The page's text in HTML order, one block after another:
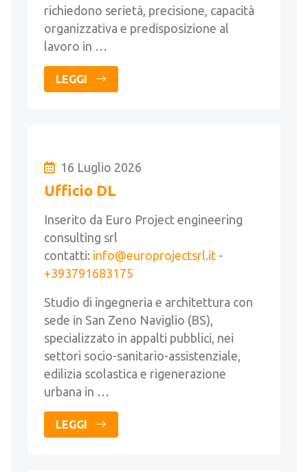
richiedono serietà, precisione, capacità
organizzativa e predisposizione al
lavoro in …
LEGGI
16 Luglio 2026
Ufficio DL
Inserito da Euro Project engineering
consulting srl
contatti: info@europrojectsrl.it -
+393791683175
Studio di ingegneria e architettura con
sede in San Zeno Naviglio (BS),
specializzato in appalti pubblici, nei
settori socio-sanitario-assistenziale,
edilizia scolastica e rigenerazione
urbana in …
LEGGI